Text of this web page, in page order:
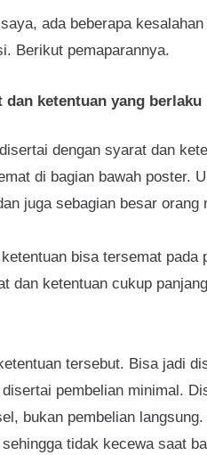
ada beberapa
Berikut pemaparannya.
dan ketentuan yang berlaku
dengan syarat dan
di bagian bawah poster.
juga sebagian besar orang
bisa tersemat pada
dan ketentuan cukup
tersebut. Bisa jadi
pembelian minimal.
bukan pembelian
tidak kecewa saat